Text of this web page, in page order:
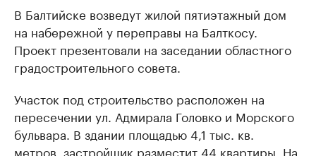
В Балтийске возведут жилой пятиэтажный дом
на набережной у переправы на Балткосу.
Проект презентовали на заседании областного
градостроительного совета.
Участок под строительство расположен на
пересечении ул. Адмирала Головко и Морского
бульвара. В здании площадью 4,1 тыс. кв.
метров, застройщик разместит 44 квартиры. На